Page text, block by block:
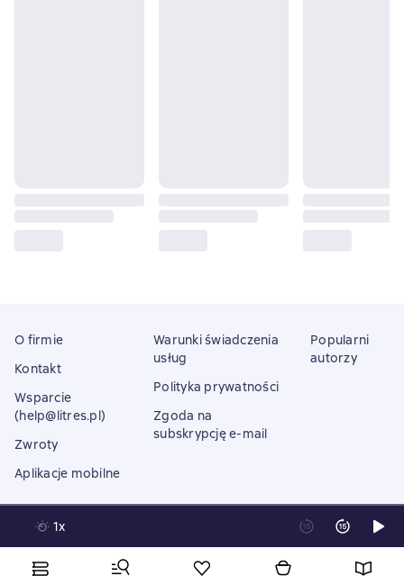
1x
O firmie
Kontakt
Wsparcie
(help@litres.pl)
Zwroty
Aplikacje mobilne
Warunki świadczenia
usług
Polityka prywatności
Zgoda na
subskrypcję e-mail
Popularni
autorzy
18 Mallow street co. Limerick, Ireland